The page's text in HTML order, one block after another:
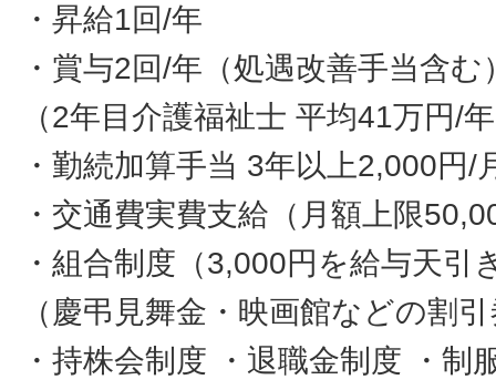
・昇給1回/年
・賞与2回/年（処遇改善手当含む
（2年目介護福祉士 平均41万円/
・勤続加算手当 3年以上2,000円/
・交通費実費支給（月額上限
・組合制度（3,000円を給与天引
（慶弔見舞金・映画館などの割
・持株会制度 ・退職金制度 ・制